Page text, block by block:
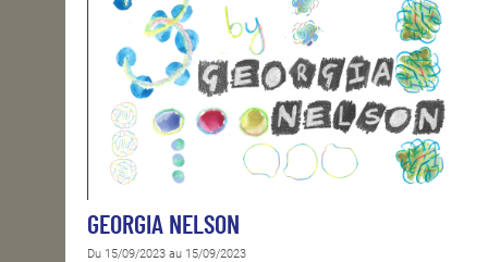
GEORGIA NELSON
Du 15/09/2023 au 15/09/2023